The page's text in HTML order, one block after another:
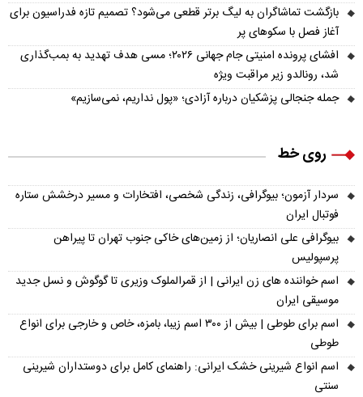
بازگشت تماشاگران به لیگ برتر قطعی می‌شود؟ تصمیم تازه فدراسیون برای
آغاز فصل با سکوهای پر
افشای پرونده امنیتی جام جهانی ۲۰۲۶؛ مسی هدف تهدید به بمب‌گذاری
شد، رونالدو زیر مراقبت ویژه
جمله جنجالی پزشکیان درباره آزادی؛ «پول نداریم، نمی‌سازیم»
روی خط
سردار آزمون؛ بیوگرافی، زندگی شخصی، افتخارات و مسیر درخشش ستاره
فوتبال ایران
بیوگرافی علی انصاریان؛ از زمین‌های خاکی جنوب تهران تا پیراهن
پرسپولیس
اسم خواننده های زن ایرانی | از قمرالملوک وزیری تا گوگوش و نسل جدید
موسیقی ایران
اسم برای طوطی | بیش از ۳۰۰ اسم زیبا، بامزه، خاص و خارجی برای انواع
طوطی
اسم انواع شیرینی خشک ایرانی: راهنمای کامل برای دوستداران شیرینی
سنتی